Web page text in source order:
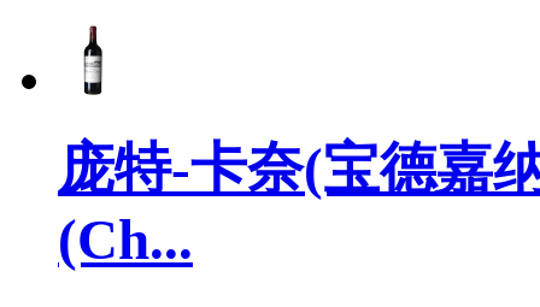
庞特-卡奈(宝德嘉
(Ch...